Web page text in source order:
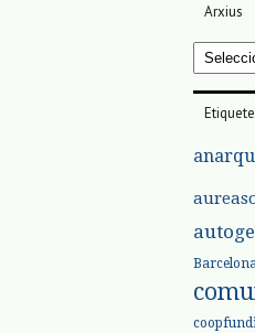
Arxius
Arxius
Barcelona